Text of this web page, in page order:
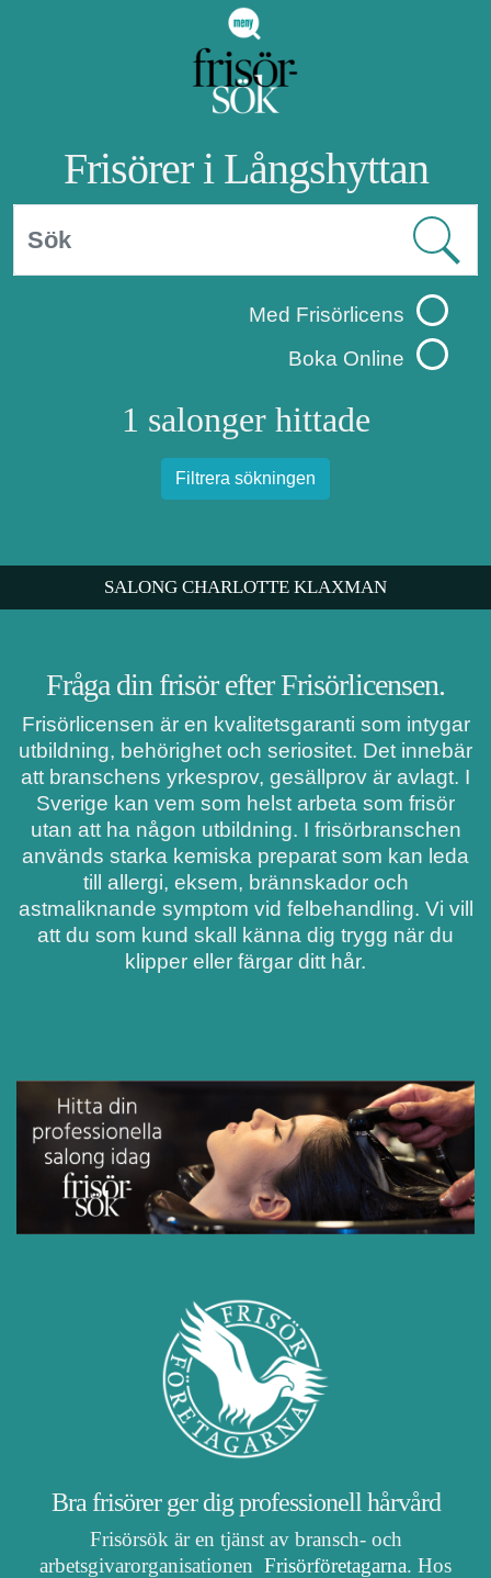
Frisörer i Långshyttan
Med Frisörlicens
Boka Online
1 salonger hittade
Filtrera sökningen
SALONG CHARLOTTE KLAXMAN
Fråga din frisör efter Frisörlicensen.
Frisörlicensen är en kvalitetsgaranti som intygar
utbildning, behörighet och seriositet. Det innebär
att branschens yrkesprov, gesällprov är avlagt. I
Sverige kan vem som helst arbeta som frisör
utan att ha någon utbildning. I frisörbranschen
används starka kemiska preparat som kan leda
till allergi, eksem, brännskador och
astmaliknande symptom vid felbehandling. Vi vill
att du som kund skall känna dig trygg när du
klipper eller färgar ditt hår.
Bra frisörer ger dig professionell hårvård
Frisörsök är en tjänst av bransch- och
arbetsgivarorganisationen Frisörföretagarna. Hos